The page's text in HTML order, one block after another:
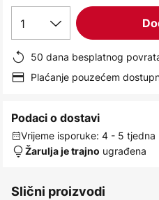
1
50 dana besplatnog
Plaćanje pouzećem
Podaci o dostavi
Vrijeme isporuke: 4 - 5 tjedna
Žarulja je trajno ugrađena
Slični proizvodi